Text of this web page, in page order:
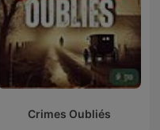
Crimes Oubliés